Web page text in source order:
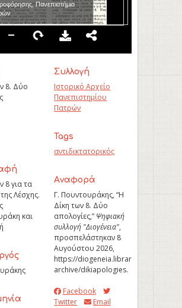
Πανεπιστήμιο
8. Δύο
8 για τα
Λέσχης.
και
Συλλογή
Ιστορικό Αρχείο
Πανεπιστημίου
Πατρών
Tags
αντιδικτατορικός
Aναφορά
Γ. Πουντουράκης, “Η
Δίκη των 8. Δύο
απολογίες,” Ψηφιακή
συλλογή "Διογένεια",
προσπελάστηκαν 8
Αυγούστου 2026,
https://diogeneia.library.upatras.gr/
archive/dikiapologies.
Facebook
Twitter
Email